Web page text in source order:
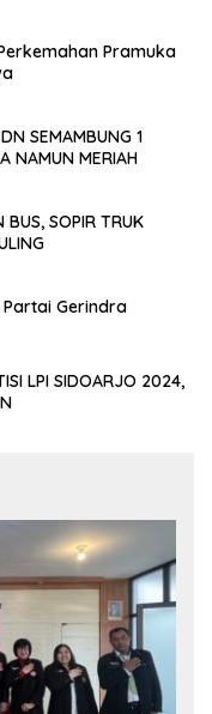
Pramuka
SEMAMBUNG 1
NAMUN MERIAH
SOPIR TRUK
Gerindra
LPI SIDOARJO 2024,